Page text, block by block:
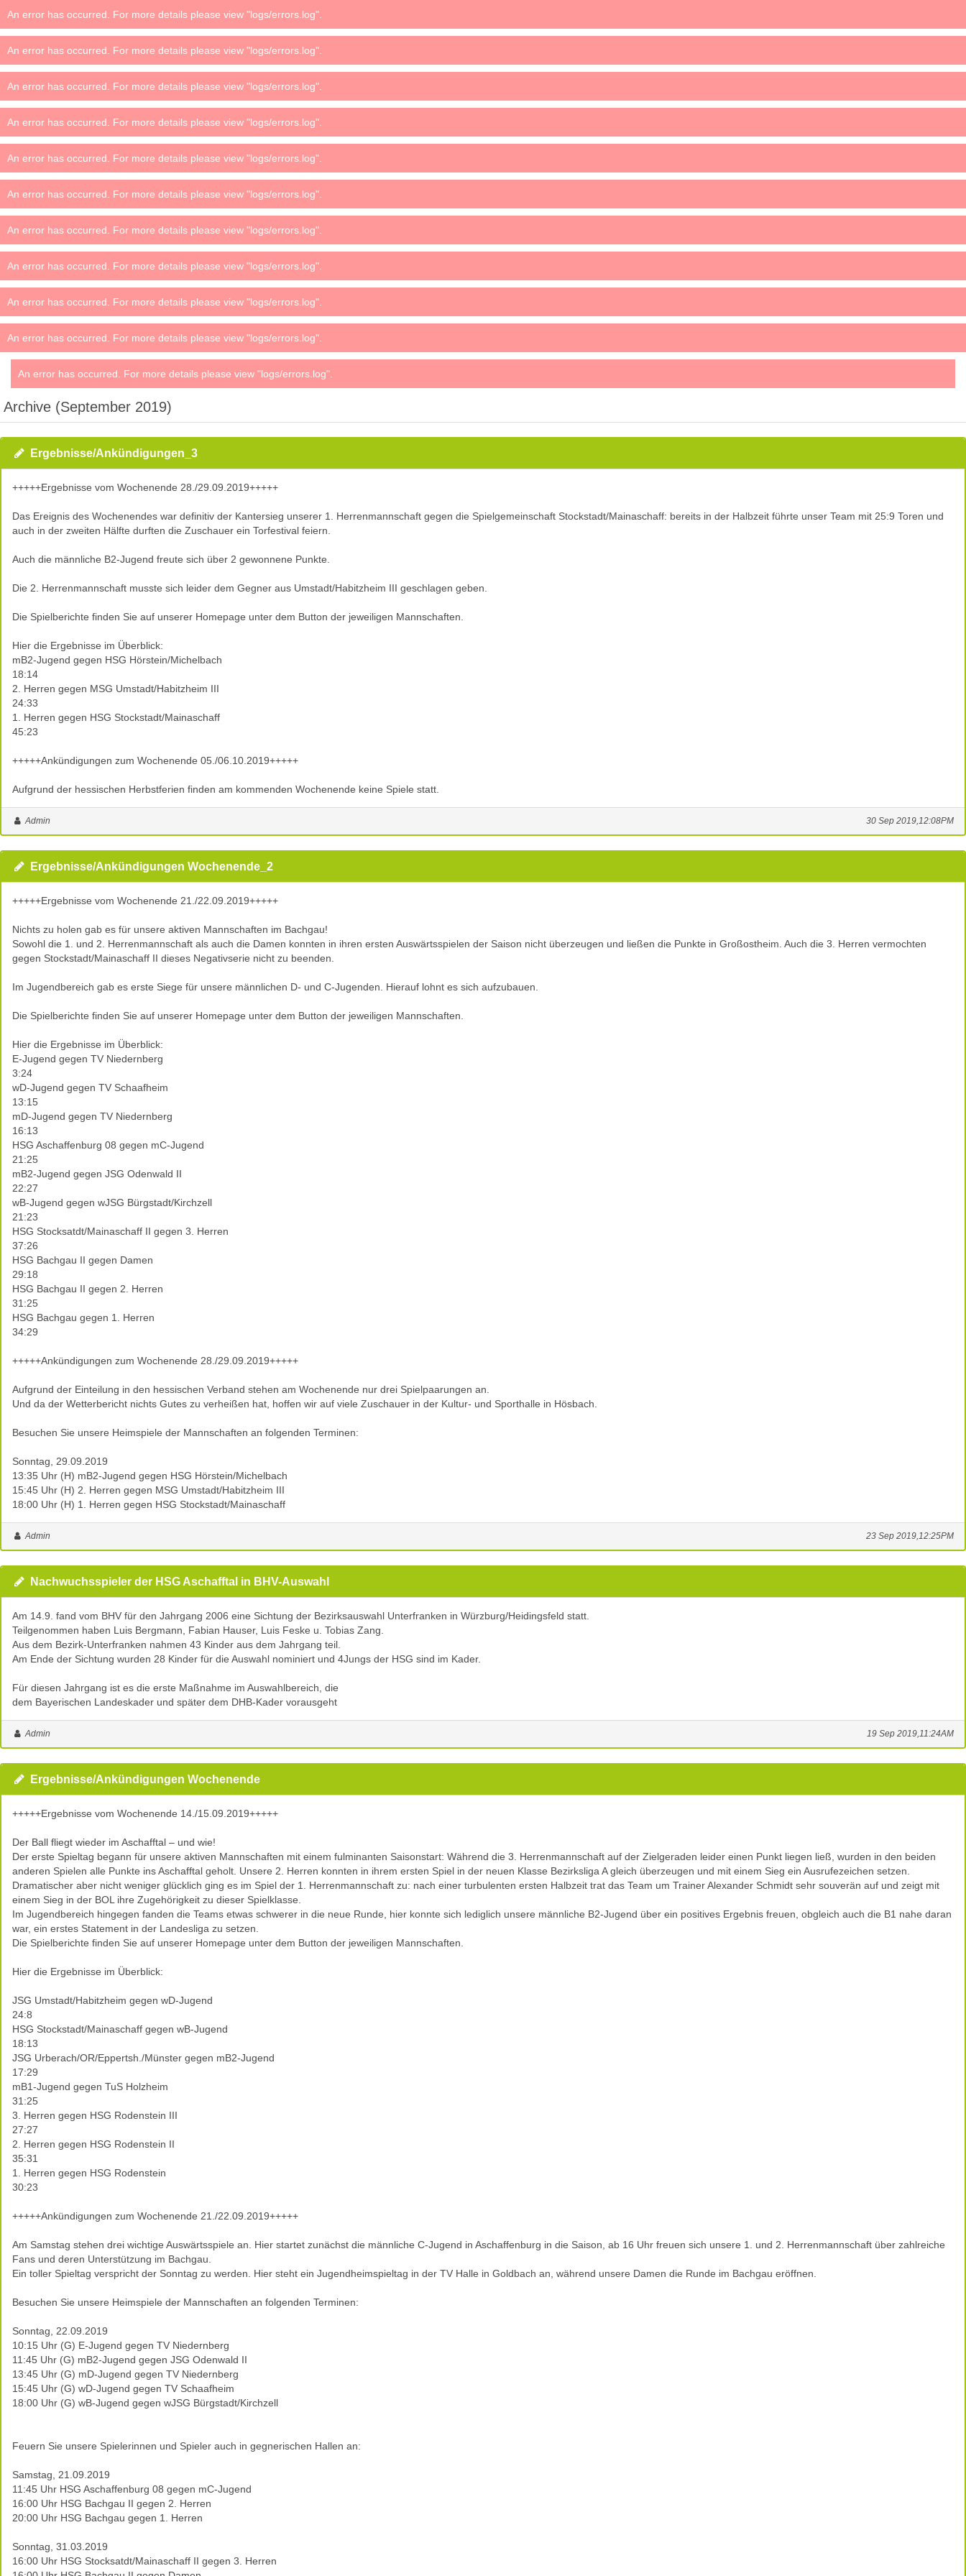
An error has occurred. For more details please view "logs/errors.log".
An error has occurred. For more details please view "logs/errors.log".
An error has occurred. For more details please view "logs/errors.log".
An error has occurred. For more details please view "logs/errors.log".
An error has occurred. For more details please view "logs/errors.log".
An error has occurred. For more details please view "logs/errors.log".
An error has occurred. For more details please view "logs/errors.log".
An error has occurred. For more details please view "logs/errors.log".
An error has occurred. For more details please view "logs/errors.log".
An error has occurred. For more details please view "logs/errors.log".
An error has occurred. For more details please view "logs/errors.log".
Archive (September 2019)
Ergebnisse/Ankündigungen_3
+++++Ergebnisse vom Wochenende 28./29.09.2019+++++
Das Ereignis des Wochenendes war definitiv der Kantersieg unserer 1. Herrenmannschaft gegen die Spielgemeinschaft Stockstadt/Mainaschaff: bereits in der Halbzeit führte unser Team mit 25:9 Toren und
auch in der zweiten Hälfte durften die Zuschauer ein Torfestival feiern.
Auch die männliche B2-Jugend freute sich über 2 gewonnene Punkte.
Die 2. Herrenmannschaft musste sich leider dem Gegner aus Umstadt/Habitzheim III geschlagen geben.
Die Spielberichte finden Sie auf unserer Homepage unter dem Button der jeweiligen Mannschaften.
Hier die Ergebnisse im Überblick:
mB2-Jugend gegen HSG Hörstein/Michelbach
18:14
2. Herren gegen MSG Umstadt/Habitzheim III
24:33
1. Herren gegen HSG Stockstadt/Mainaschaff
45:23
+++++Ankündigungen zum Wochenende 05./06.10.2019+++++
Aufgrund der hessischen Herbstferien finden am kommenden Wochenende keine Spiele statt.
30 Sep 2019,12:08PM
Admin
Ergebnisse/Ankündigungen Wochenende_2
+++++Ergebnisse vom Wochenende 21./22.09.2019+++++
Nichts zu holen gab es für unsere aktiven Mannschaften im Bachgau!
Sowohl die 1. und 2. Herrenmannschaft als auch die Damen konnten in ihren ersten Auswärtsspielen der Saison nicht überzeugen und ließen die Punkte in Großostheim. Auch die 3. Herren vermochten
gegen Stockstadt/Mainaschaff II dieses Negativserie nicht zu beenden.
Im Jugendbereich gab es erste Siege für unsere männlichen D- und C-Jugenden. Hierauf lohnt es sich aufzubauen.
Die Spielberichte finden Sie auf unserer Homepage unter dem Button der jeweiligen Mannschaften.
Hier die Ergebnisse im Überblick:
E-Jugend gegen TV Niedernberg
3:24
wD-Jugend gegen TV Schaafheim
13:15
mD-Jugend gegen TV Niedernberg
16:13
HSG Aschaffenburg 08 gegen mC-Jugend
21:25
mB2-Jugend gegen JSG Odenwald II
22:27
wB-Jugend gegen wJSG Bürgstadt/Kirchzell
21:23
HSG Stocksatdt/Mainaschaff II gegen 3. Herren
37:26
HSG Bachgau II gegen Damen
29:18
HSG Bachgau II gegen 2. Herren
31:25
HSG Bachgau gegen 1. Herren
34:29
+++++Ankündigungen zum Wochenende 28./29.09.2019+++++
Aufgrund der Einteilung in den hessischen Verband stehen am Wochenende nur drei Spielpaarungen an.
Und da der Wetterbericht nichts Gutes zu verheißen hat, hoffen wir auf viele Zuschauer in der Kultur- und Sporthalle in Hösbach.
Besuchen Sie unsere Heimspiele der Mannschaften an folgenden Terminen:
Sonntag, 29.09.2019
13:35 Uhr (H) mB2-Jugend gegen HSG Hörstein/Michelbach
15:45 Uhr (H) 2. Herren gegen MSG Umstadt/Habitzheim III
18:00 Uhr (H) 1. Herren gegen HSG Stockstadt/Mainaschaff
23 Sep 2019,12:25PM
Admin
Nachwuchsspieler der HSG Aschafftal in BHV-Auswahl
Am 14.9. fand vom BHV für den Jahrgang 2006 eine Sichtung der Bezirksauswahl Unterfranken in Würzburg/Heidingsfeld statt.
Teilgenommen haben Luis Bergmann, Fabian Hauser, Luis Feske u. Tobias Zang.
Aus dem Bezirk-Unterfranken nahmen 43 Kinder aus dem Jahrgang teil.
Am Ende der Sichtung wurden 28 Kinder für die Auswahl nominiert und 4Jungs der HSG sind im Kader.
Für diesen Jahrgang ist es die erste Maßnahme im Auswahlbereich, die
dem Bayerischen Landeskader und später dem DHB-Kader vorausgeht
19 Sep 2019,11:24AM
Admin
Ergebnisse/Ankündigungen Wochenende
+++++Ergebnisse vom Wochenende 14./15.09.2019+++++
Der Ball fliegt wieder im Aschafftal – und wie!
Der erste Spieltag begann für unsere aktiven Mannschaften mit einem fulminanten Saisonstart: Während die 3. Herrenmannschaft auf der Zielgeraden leider einen Punkt liegen ließ, wurden in den beiden
anderen Spielen alle Punkte ins Aschafftal geholt. Unsere 2. Herren konnten in ihrem ersten Spiel in der neuen Klasse Bezirksliga A gleich überzeugen und mit einem Sieg ein Ausrufezeichen setzen.
Dramatischer aber nicht weniger glücklich ging es im Spiel der 1. Herrenmannschaft zu: nach einer turbulenten ersten Halbzeit trat das Team um Trainer Alexander Schmidt sehr souverän auf und zeigt mit
einem Sieg in der BOL ihre Zugehörigkeit zu dieser Spielklasse.
Im Jugendbereich hingegen fanden die Teams etwas schwerer in die neue Runde, hier konnte sich lediglich unsere männliche B2-Jugend über ein positives Ergebnis freuen, obgleich auch die B1 nahe daran
war, ein erstes Statement in der Landesliga zu setzen.
Die Spielberichte finden Sie auf unserer Homepage unter dem Button der jeweiligen Mannschaften.
Hier die Ergebnisse im Überblick:
JSG Umstadt/Habitzheim gegen wD-Jugend
24:8
HSG Stockstadt/Mainaschaff gegen wB-Jugend
18:13
JSG Urberach/OR/Eppertsh./Münster gegen mB2-Jugend
17:29
mB1-Jugend gegen TuS Holzheim
31:25
3. Herren gegen HSG Rodenstein III
27:27
2. Herren gegen HSG Rodenstein II
35:31
1. Herren gegen HSG Rodenstein
30:23
+++++Ankündigungen zum Wochenende 21./22.09.2019+++++
Am Samstag stehen drei wichtige Auswärtsspiele an. Hier startet zunächst die männliche C-Jugend in Aschaffenburg in die Saison, ab 16 Uhr freuen sich unsere 1. und 2. Herrenmannschaft über zahlreiche
Fans und deren Unterstützung im Bachgau.
Ein toller Spieltag verspricht der Sonntag zu werden. Hier steht ein Jugendheimspieltag in der TV Halle in Goldbach an, während unsere Damen die Runde im Bachgau eröffnen.
Besuchen Sie unsere Heimspiele der Mannschaften an folgenden Terminen:
Sonntag, 22.09.2019
10:15 Uhr (G) E-Jugend gegen TV Niedernberg
11:45 Uhr (G) mB2-Jugend gegen JSG Odenwald II
13:45 Uhr (G) mD-Jugend gegen TV Niedernberg
15:45 Uhr (G) wD-Jugend gegen TV Schaafheim
18:00 Uhr (G) wB-Jugend gegen wJSG Bürgstadt/Kirchzell
Feuern Sie unsere Spielerinnen und Spieler auch in gegnerischen Hallen an:
Samstag, 21.09.2019
11:45 Uhr HSG Aschaffenburg 08 gegen mC-Jugend
16:00 Uhr HSG Bachgau II gegen 2. Herren
20:00 Uhr HSG Bachgau gegen 1. Herren
Sonntag, 31.03.2019
16:00 Uhr HSG Stocksatdt/Mainaschaff II gegen 3. Herren